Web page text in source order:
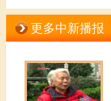
实现市民化
序推进农业
同期：国
加快推进
更多中新播报